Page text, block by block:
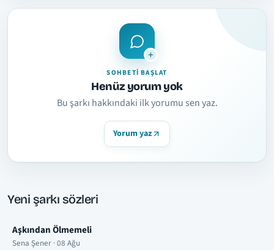
SOHBETI BAŞLAT
Henüz yorum yok
Bu şarkı hakkındaki ilk yorumu sen yaz.
Yorum yaz
Yeni şarkı sözleri
Aşkından Ölmemeli
Sena Şener · 08 Ağu